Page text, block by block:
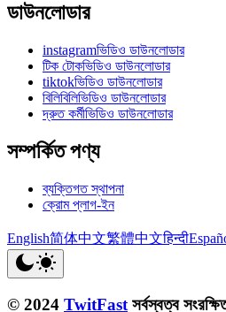
ডাউনলোডার
instagramভিডিও ডাউনলোডার
টিক টোকভিডিও ডাউনলোডার
tiktokভিডিও ডাউনলোডার
বিলিবিলিভিডিও ডাউনলোডার
দ্রুত কর্মীভিডিও ডাউনলোডার
সম্পর্কিত পণ্য
ব্যক্তিগত স্থাপনা
ক্রোম প্লাগ-ইন
English简体中文繁體中文हिन्दी
© 2024 TwitFast সর্বস্বত্ব